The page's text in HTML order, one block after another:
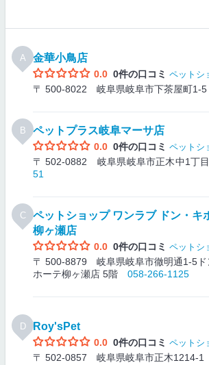
A 金華小鳥店
0.0 0件の口コミ ペットシ
〒 500-8022 岐阜県岐阜市下茶屋町1-
B ペットプラス岐阜マーサ店
0.0 0件の口コミ ペットシ
〒 502-0882 岐阜県岐阜市正木中1丁
51
C
ペットショップ ワンラブ ドン・キ
柳ヶ瀬店
0.0 0件の口コミ ペットシ
〒 500-8879 岐阜県岐阜市徹明通1-5ド
ホーテ柳ヶ瀬店 5階 058-266-1125
D Roy'sPet
0.0 0件の口コミ ペットシ
〒 502-0857 岐阜県岐阜市正木1214-1